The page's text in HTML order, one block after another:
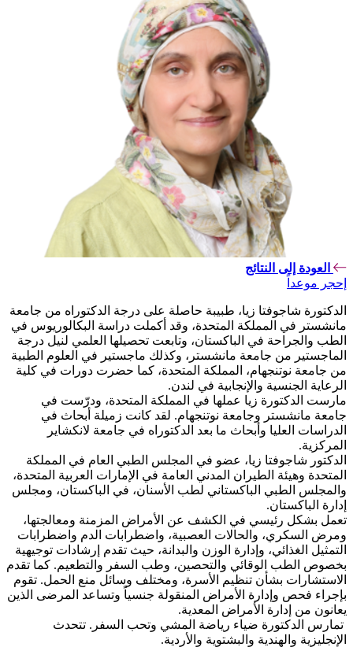
العودة إلى النتائج
إحجر موعداً
الدكتورة شاجوفتا زيا، طبيبة حاصلة على درجة الدكتوراه من جامعة
مانشستر في المملكة المتحدة، وقد أكملت دراسة البكالوريوس في
الطب والجراحة في الباكستان، وتابعت تحصيلها العلمي لنيل درجة
الماجستير من جامعة مانشستر، وكذلك ماجستير في العلوم الطبية
من جامعة نوتنجهام، المملكة المتحدة، كما حضرت دورات في كلية
الرعاية الجنسية والإنجابية في لندن.
مارست الدكتورة زيا عملها في المملكة المتحدة، ودرّست في
جامعة مانشستر وجامعة نوتنجهام. لقد كانت زميلة أبحاث في
الدراسات العليا وأبحاث ما بعد الدكتوراه في جامعة لانكشاير
المركزية.
الدكتور شاجوفتا زيا، عضو في المجلس الطبي العام في المملكة
المتحدة وهيئة الطيران المدني العامة في الإمارات العربية المتحدة،
والمجلس الطبي الباكستاني لطب الأسنان، في الباكستان، ومجلس
إدارة الباكستان.
تعمل بشكل رئيسي في الكشف عن الأمراض المزمنة ومعالجتها،
ومرض السكري، والحالات العصبية، واضطرابات الدم واضطرابات
التمثيل الغذائي، وإدارة الوزن والبدانة، حيث تقدم إرشادات توجيهية
بخصوص الطب الوقائي والتحصين، وطب السفر والتطعيم. كما تقدم
الاستشارات بشأن تنظيم الأسرة، ومختلف وسائل منع الحمل. تقوم
بإجراء فحص وإدارة الأمراض المنقولة جنسياً وتساعد المرضى الذين
يعانون من إدارة الأمراض المعدية.
تمارس الدكتورة ضياء رياضة المشي وتحب السفر. تتحدث
الإنجليزية والهندية والبشتوية والأردية.